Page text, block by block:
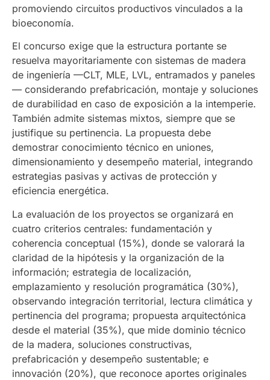
promoviendo circuitos productivos vinculados a la
bioeconomía.
El concurso exige que la estructura portante se
resuelva mayoritariamente con sistemas de madera
de ingeniería —CLT, MLE, LVL, entramados y paneles
— considerando prefabricación, montaje y soluciones
de durabilidad en caso de exposición a la intemperie.
También admite sistemas mixtos, siempre que se
justifique su pertinencia. La propuesta debe
demostrar conocimiento técnico en uniones,
dimensionamiento y desempeño material, integrando
estrategias pasivas y activas de protección y
eficiencia energética.
La evaluación de los proyectos se organizará en
cuatro criterios centrales: fundamentación y
coherencia conceptual (15%), donde se valorará la
claridad de la hipótesis y la organización de la
información; estrategia de localización,
emplazamiento y resolución programática (30%),
observando integración territorial, lectura climática y
pertinencia del programa; propuesta arquitectónica
desde el material (35%), que mide dominio técnico
de la madera, soluciones constructivas,
prefabricación y desempeño sustentable; e
innovación (20%), que reconoce aportes originales